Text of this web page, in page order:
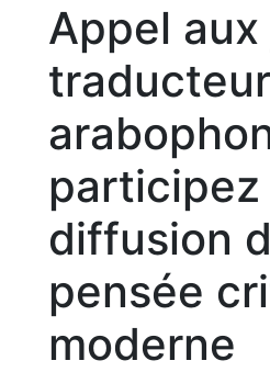
Appel
participez
diffusion
pensée
moderne